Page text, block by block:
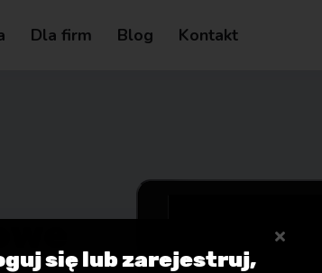
Dla firm Blog Kontakt
się lub zarejestruj,